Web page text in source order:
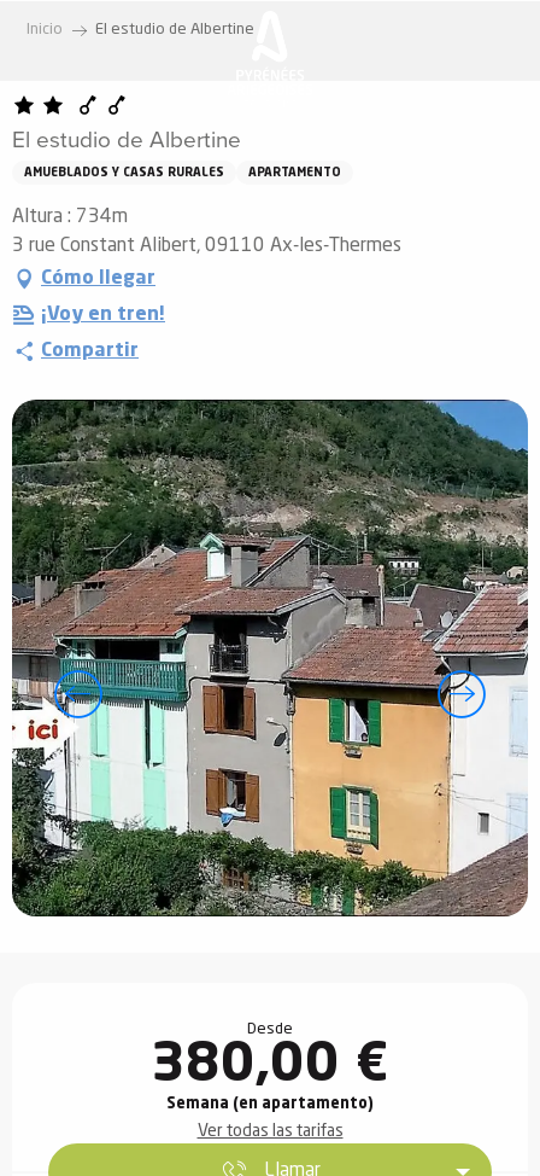
principal
Inicio El estudio de Albertine
El estudio de Albertine
AMUEBLADOS Y CASAS RURALES APARTAMENTO
Altura : 734m
3 rue Constant Alibert, 09110 Ax-les-Thermes
Cómo llegar
¡Voy en tren!
Compartir
Desde
380,00 €
Semana (en apartamento)
Ver todas las tarifas
Llamar